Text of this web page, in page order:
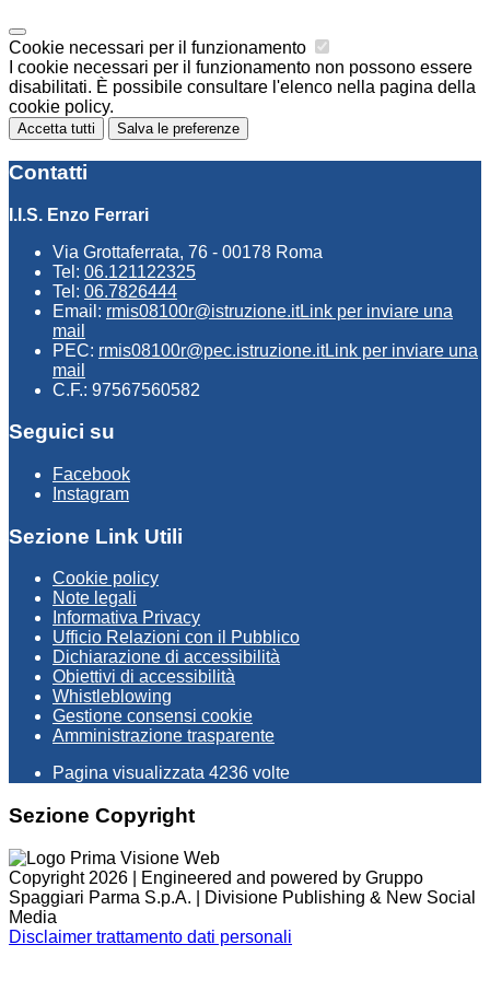
Cookie necessari per il funzionamento
I cookie necessari per il funzionamento non possono essere
disabilitati. È possibile consultare l'elenco nella pagina della
cookie policy.
Accetta tutti Salva le preferenze
Contatti
I.I.S. Enzo Ferrari
Via Grottaferrata, 76 - 00178 Roma
Tel: 06.121122325
Tel: 06.7826444
Email: rmis08100r@istruzione.itLink per inviare una
mail
PEC: rmis08100r@pec.istruzione.itLink per inviare una
mail
C.F.: 97567560582
Seguici su
Facebook
Instagram
Sezione Link Utili
Cookie policy
Note legali
Informativa Privacy
Ufficio Relazioni con il Pubblico
Dichiarazione di accessibilità
Obiettivi di accessibilità
Whistleblowing
Gestione consensi cookie
Amministrazione trasparente
Pagina visualizzata 4236 volte
Sezione Copyright
Copyright 2026 | Engineered and powered by Gruppo
Spaggiari Parma S.p.A. | Divisione Publishing & New Social
Media
Disclaimer trattamento dati personali